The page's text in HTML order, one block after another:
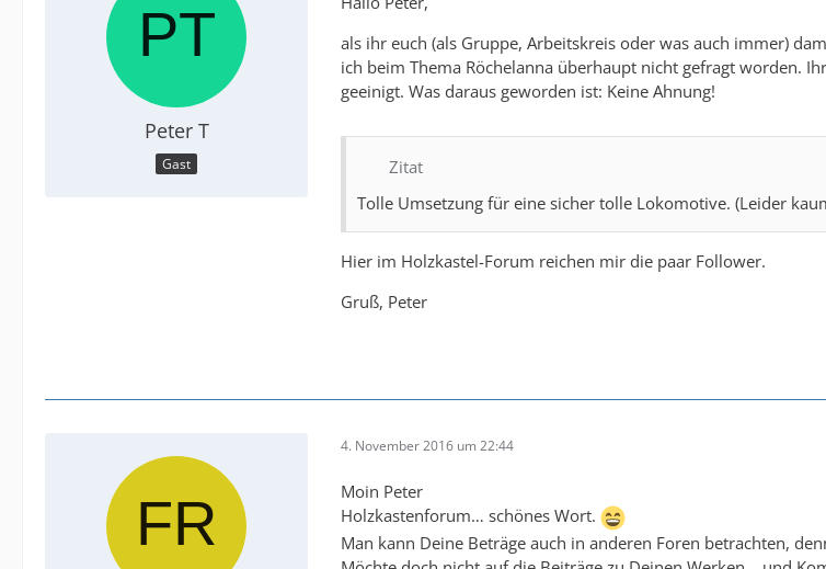
Peter T
Gast
als ihr euch (als Gruppe, Arbeitskreis oder was auch immer)
ich beim Thema Röchelanna überhaupt nicht gefragt worden.
geeinigt. Was daraus geworden ist: Keine Ahnung!
Zitat
Tolle Umsetzung für eine sicher tolle Lokomotive. (Leider
Hier im Holzkastel-Forum reichen mir die paar Follower.
Gruß, Peter
4. November 2016 um 22:44
Moin Peter
Holzkastenforum… schönes Wort.
Man kann Deine Beträge auch in anderen Foren betrachten,